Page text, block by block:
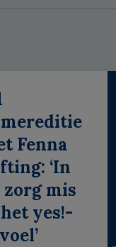
Fenna
‘In
zorg mis
yes!-